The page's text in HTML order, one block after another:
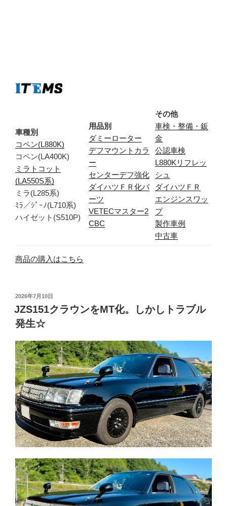
車種別
コペン(L880K)
コペン(LA400K)
ミラトコット
(LA550S系)
ミラ(L285系)
ﾐﾗ／ｼﾞｰﾉ(L710系)
ハイゼット(S510P)
用品別
ダミーローター
デフマウントカラ
ー
センターデフ強化
ダイハツＦＲ化パ
ーツ
VETECマスター2
CBC
その他
車検・整備・鈑
金
公認車検
L880Kリフレッ
シュ
ダイハツＦＲ
エンジンスワッ
プ
製作車例
中古車
商品の購入はこちら
投
稿
日:
2026年7月10日
JZS151クラウンをMT化。しかしトラブル
発生☆